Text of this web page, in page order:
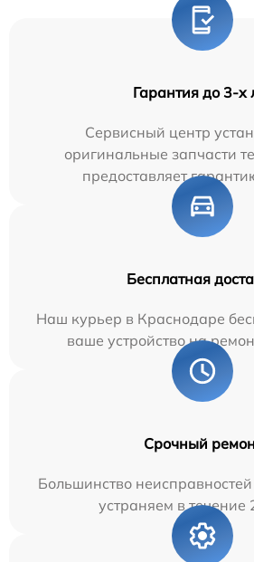
Гарантия до 3-х
Сервисный центр
оригинальные запчасти
предоставляет
Бесплатная
Наш курьер в Краснодаре
ваше устройство на
Срочный
Большинство
устраняем в течение